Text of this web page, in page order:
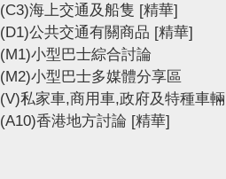
(C3)海上交通及船隻 [精華]
(D1)公共交通有關商品 [精華]
(M1)小型巴士綜合討論
(M2)小型巴士多媒體分享區
(V)私家車,商用車,政府及特種車輛
(A10)香港地方討論 [精華]